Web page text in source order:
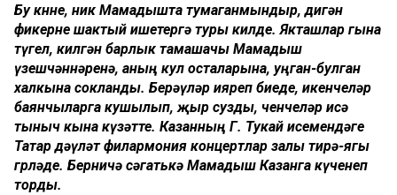
Бу көнне, ник Мамадышта тумаганмындыр, дигән
фикерне шактый ишетергә туры килде. Якташлар гына
түгел, килгән барлык тамашачы Мамадыш
үзешчәннәренә, аның кул осталарына, уңган-булган
халкына сокланды. Берәүләр ияреп биеде, икенчеләр
баянчыларга кушылып, җыр сузды, өченчеләр исә
тыныч кына күзәтте. Казанның Г. Тукай исемендәге
Татар дәүләт филармония концертлар залы тирә-ягы
гөрләде. Берничә сәгатькә Мамадыш Казанга күченеп
торды.